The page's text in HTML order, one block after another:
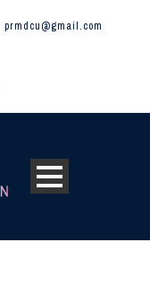
prmdcu@gmail.com